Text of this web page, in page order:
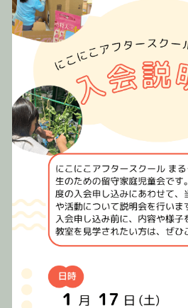
【にこぷらす】キッズサ
学校向け情報
団体向け情報
活動を支援